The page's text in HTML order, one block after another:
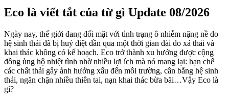
Eco là viết tắt của từ gì Update 08/2026
Ngày nay, thế giới đang đối mặt với tình trạng ô nhiễm nặng nề do
hệ sinh thái đã bị huỷ diệt dần qua một thời gian dài do xả thải và
khai thác không có kế hoạch. Eco trở thành xu hướng được cộng
đồng ủng hộ nhiệt tình nhờ nhiều lợi ích mà nó mang lại: hạn chế
các chất thải gây ảnh hưởng xấu đến môi trường, cân bằng hệ sinh
thái, ngăn chặn nhiều thiên tai, nạn khai thác bừa bãi…Vậy Eco là
gì?